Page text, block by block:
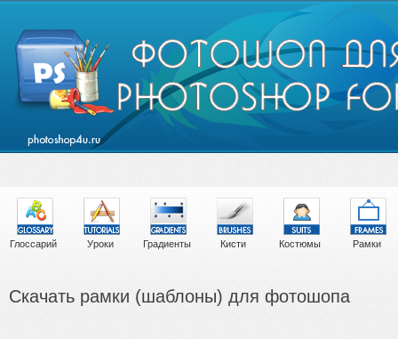
Глоссарий Уроки Градиенты Кисти Костюмы Рамки
Скачать рамки (шаблоны) для фотошопа